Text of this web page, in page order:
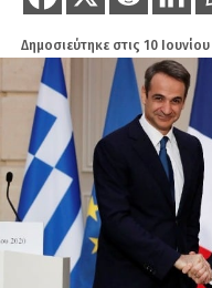
Δημοσιεύτηκε στις 10